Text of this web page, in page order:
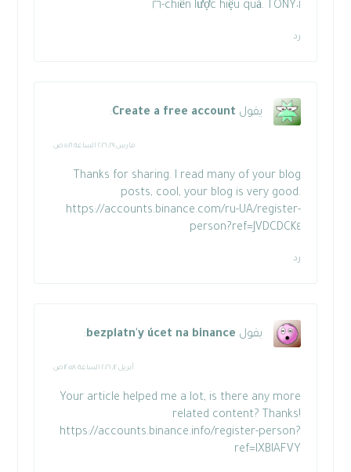
chiến lược hiệu quả. TONY٠١-٢٦
رد
يقول Create a free account
:
مارس ٢٩, ٢٠٢٦ الساعة ٥:٢١ ص
Thanks for sharing. I read many of your blog
posts, cool, your blog is very good.
https://accounts.binance.com/ru-UA/register-
person?ref=JVDCDCK٤
رد
يقول bezplatn'y úcet na binance
:
أبريل ١٢, ٢٠٢٦ الساعة ١٢:٥٨ ص
Your article helped me a lot, is there any more
related content? Thanks!
https://accounts.binance.info/register-person?
ref=IXBIAFVY